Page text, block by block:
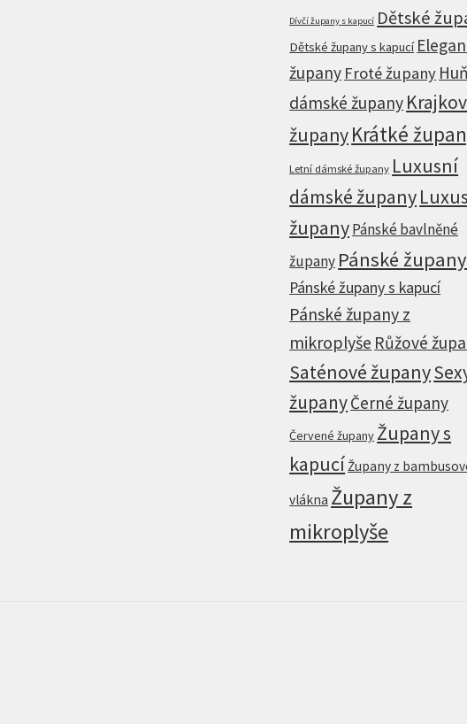
Dívčí župany s kapucí Dětské
Dětské župany s kapucí
župany Froté župany
dámské župany
županyKrátké
Letní dámské župany Luxusní
dámské župany
županyPánské bavlněné
župany Pánské župany
Pánské župany s kapucí
Pánské župany z
mikroplyše Růžové
Saténové župany
županyČerné župany
Červené župany Župany s
kapucíŽupany z
vlákna Župany z
mikroplyše